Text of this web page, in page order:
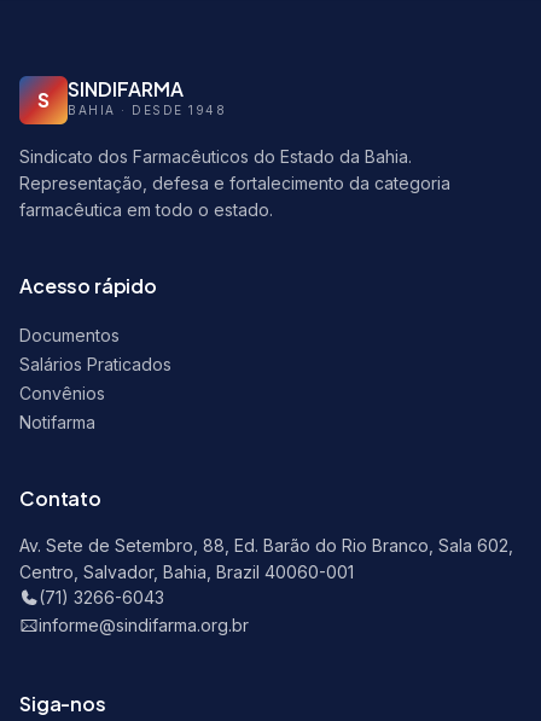
S SINDIFARMA
BAHIA · DESDE 1948
Sindicato dos Farmacêuticos do Estado da Bahia.
Representação, defesa e fortalecimento da categoria
farmacêutica em todo o estado.
Acesso rápido
Documentos
Salários Praticados
Convênios
Notifarma
Contato
Av. Sete de Setembro, 88, Ed. Barão do Rio Branco, Sala 602,
Centro, Salvador, Bahia, Brazil 40060-001
(71) 3266-6043
informe@sindifarma.org.br
Siga-nos